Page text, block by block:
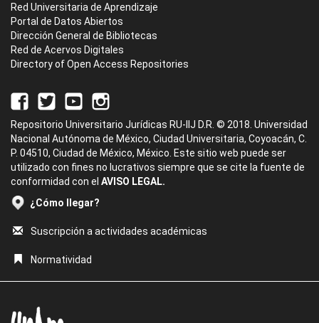
Red Universitaria de Aprendizaje
Portal de Datos Abiertos
Dirección General de Bibliotecas
Red de Acervos Digitales
Directory of Open Access Repositories
Repositorio Universitario Jurídicas RU-IIJ D.R. © 2018. Universidad
Nacional Autónoma de México, Ciudad Universitaria, Coyoacán, C.
P. 04510, Ciudad de México, México. Este sitio web puede ser
utilizado con fines no lucrativos siempre que se cite la fuente de
conformidad con el AVISO LEGAL.
¿Cómo llegar?
Suscripción a actividades académicas
Normatividad